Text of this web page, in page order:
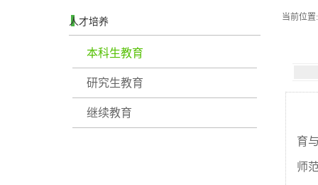
人才培养
本科生教育
研究生教育
继续教育
当前位置:
育
师